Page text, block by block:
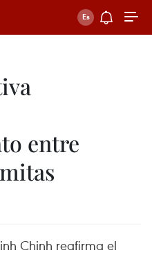
entre
Chinh reafirma el